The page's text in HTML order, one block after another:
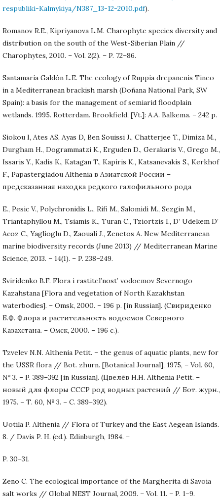
respubliki-Kalmykiya/N387_13-12-2010.pdf).
Romanov R.E., Kipriyanova L.M. Charophyte species diversity and
distribution on the south of the West-Siberian Plain //
Charophytes, 2010. – Vol. 2(2). – P. 72–86.
Santamaría Galdón L.E. The ecology of Ruppia drepanenis Tineo
in a Mediterranean brackish marsh (Doñana National Park, SW
Spain): a basis for the management of semiarid floodplain
wetlands. 1995. Rotterdam. Brookfield, [Vt.]: A.A. Balkema. – 242 p.
Siokou I, Ates AS, Ayas D, Ben Souissi J., Chatterjee T., Dimiza M.,
Durgham H., Dogrammatzi K., Erguden D., Gerakaris V., Grego M.,
Issaris Y., Kadis K., Katagan T., Kapiris K., Katsanevakis S., Kerkhof
F., Papastergiadou Althenia в Азиатской России –
предсказанная находка редкого галофильного рода
E., Pesic V., Polychronidis L., Rifi M., Salomidi M., Sezgin M.,
Triantaphyllou M., Tsiamis K., Turan C., Tziortzis I., D’ Udekem D’
Acoz C., Yaglioglu D., Zaouali J., Zenetos A. New Mediterranean
marine biodiversity records (June 2013) // Mediterranean Marine
Science, 2013. – 14(1). – P. 238–249.
Sviridenko B.F. Flora i rastitel’nost’ vodoemov Severnogo
Kazahstana [Flora and vegetation of North Kazakhstan
waterbodies]. – Omsk, 2000. – 196 p. [in Russian]. (Свириденко
Б.Ф. Флора и растительность водоемов Северного
Казахстана. – Омск, 2000. – 196 с.).
Tzvelev N.N. Althenia Petit. – the genus of aquatic plants, new for
the USSR flora // Bot. zhurn. [Botanical Journal], 1975, – Vol. 60,
№ 3. – P. 389–392 [in Russian]. (Цвелёв Н.Н. Althenia Petit. –
новый для флоры СССР род водных растений // Бот. журн.,
1975. – Т. 60, № 3. – С. 389–392).
Uotila P. Althenia // Flora of Turkey and the East Aegean Islands.
8. / Davis P. H. (ed.). Edinburgh, 1984. –
P. 30–31.
Zeno C. The ecological importance of the Margherita di Savoia
salt works // Global NEST Journal, 2009. – Vol. 11. – P. 1–9.